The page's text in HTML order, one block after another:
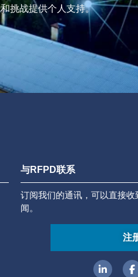
挑战提供个人支持。
与RFPD联系
订阅我们的通讯，可以直接
闻。
注